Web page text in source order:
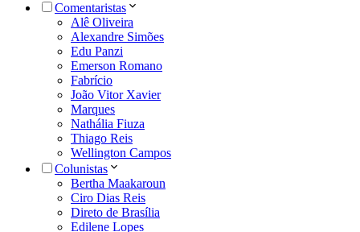
Comentaristas
Alê Oliveira
Alexandre Simões
Edu Panzi
Emerson Romano
Fabrício
João Vitor Xavier
Marques
Nathália Fiuza
Thiago Reis
Wellington Campos
Colunistas
Bertha Maakaroun
Ciro Dias Reis
Direto de Brasília
Edilene Lopes